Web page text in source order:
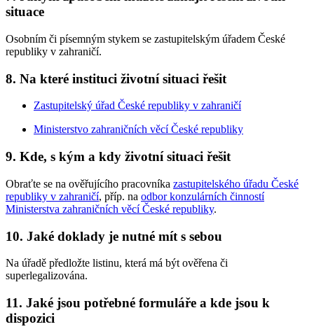
situace
Osobním či písemným stykem se zastupitelským úřadem České
republiky v zahraničí.
8. Na které instituci životní situaci řešit
Zastupitelský úřad České republiky v zahraničí
Ministerstvo zahraničních věcí České republiky
9. Kde, s kým a kdy životní situaci řešit
Obraťte se na ověřujícího pracovníka zastupitelského úřadu České
republiky v zahraničí, příp. na odbor konzulárních činností
Ministerstva zahraničních věcí České republiky.
10. Jaké doklady je nutné mít s sebou
Na úřadě předložte listinu, která má být ověřena či
superlegalizována.
11. Jaké jsou potřebné formuláře a kde jsou k
dispozici